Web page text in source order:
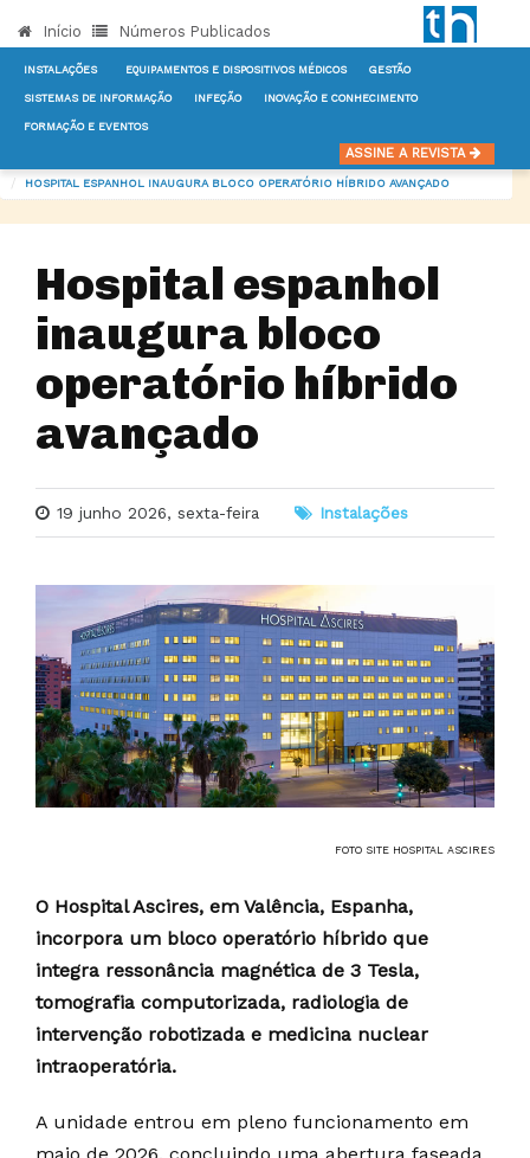
Início Números Publicados
INSTALAÇÕES EQUIPAMENTOS E DISPOSITIVOS MÉDICOS GESTÃO
SISTEMAS DE INFORMAÇÃO INFEÇÃO INOVAÇÃO E CONHECIMENTO
FORMAÇÃO E EVENTOS
ASSINE A REVISTA
HOSPITAL ESPANHOL INAUGURA BLOCO OPERATÓRIO HÍBRIDO AVANÇADO
Hospital espanhol
inaugura bloco
operatório híbrido
avançado
19 junho 2026, sexta-feira Instalações
FOTO SITE HOSPITAL ASCIRES
O Hospital Ascires, em Valência, Espanha,
incorpora um bloco operatório híbrido que
integra ressonância magnética de 3 Tesla,
tomografia computorizada, radiologia de
intervenção robotizada e medicina nuclear
intraoperatória.
A unidade entrou em pleno funcionamento em